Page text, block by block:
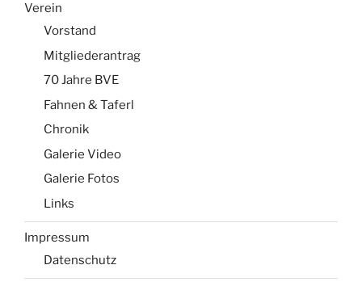
Verein
Vorstand
Mitgliederantrag
70 Jahre BVE
Fahnen & Taferl
Chronik
Galerie Video
Galerie Fotos
Links
Impressum
Datenschutz